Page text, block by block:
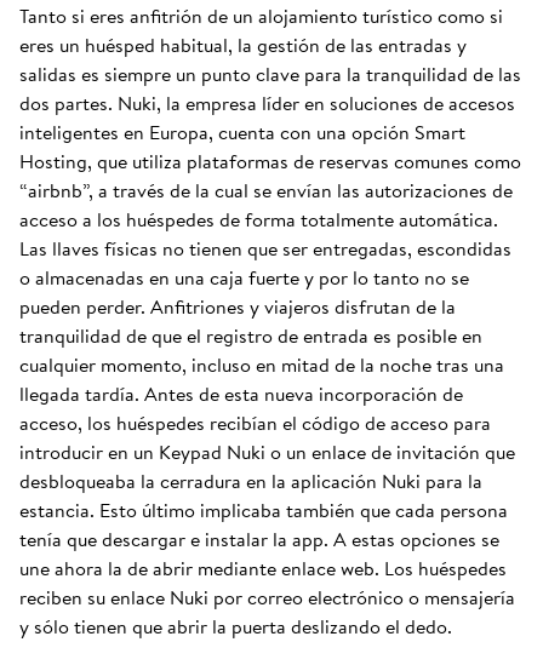
Tanto si eres anfitrión de un alojamiento turístico como si
eres un huésped habitual, la gestión de las entradas y
salidas es siempre un punto clave para la tranquilidad de las
dos partes. Nuki, la empresa líder en soluciones de accesos
inteligentes en Europa, cuenta con una opción Smart
Hosting, que utiliza plataformas de reservas comunes como
“airbnb”, a través de la cual se envían las autorizaciones de
acceso a los huéspedes de forma totalmente automática.
Las llaves físicas no tienen que ser entregadas, escondidas
o almacenadas en una caja fuerte y por lo tanto no se
pueden perder. Anfitriones y viajeros disfrutan de la
tranquilidad de que el registro de entrada es posible en
cualquier momento, incluso en mitad de la noche tras una
llegada tardía. Antes de esta nueva incorporación de
acceso, los huéspedes recibían el código de acceso para
introducir en un Keypad Nuki o un enlace de invitación que
desbloqueaba la cerradura en la aplicación Nuki para la
estancia. Esto último implicaba también que cada persona
tenía que descargar e instalar la app. A estas opciones se
une ahora la de abrir mediante enlace web. Los huéspedes
reciben su enlace Nuki por correo electrónico o mensajería
y sólo tienen que abrir la puerta deslizando el dedo.